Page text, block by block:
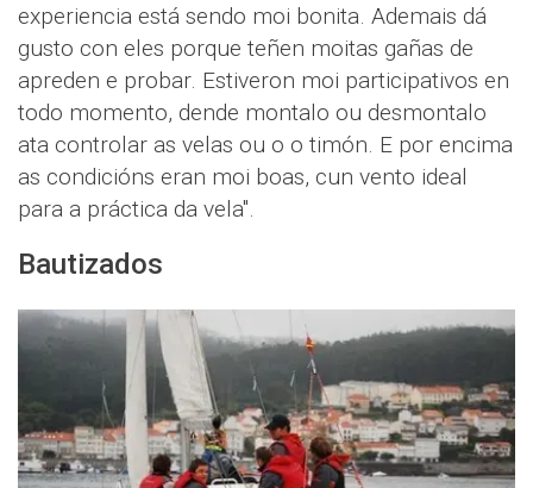
experiencia está sendo moi bonita. Ademais dá
gusto con eles porque teñen moitas gañas de
apreden e probar. Estiveron moi participativos en
todo momento, dende montalo ou desmontalo
ata controlar as velas ou o o timón. E por encima
as condicións eran moi boas, cun vento ideal
para a práctica da vela".
Bautizados